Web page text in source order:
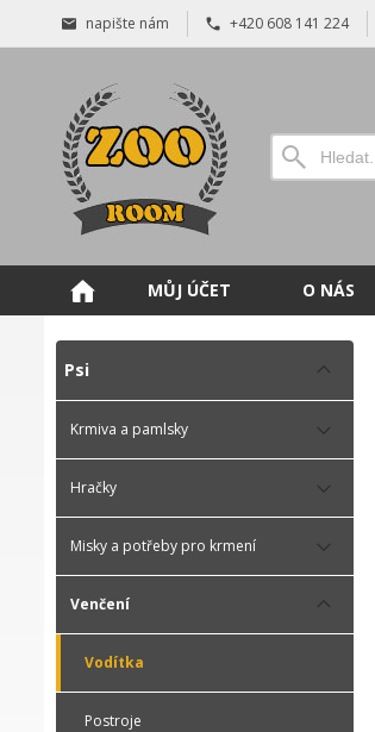
napište nám +420 608 141 224
MŮJ ÚČET O NÁS
Psi
Krmiva a pamlsky
Hračky
Misky a potřeby pro krmení
Venčení
Vodítka
Postroje